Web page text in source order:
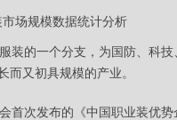
场规模数据统计分析
装的一个分支，为国防、科技
而又初具规模的产业。
首次发布的《中国职业装优势